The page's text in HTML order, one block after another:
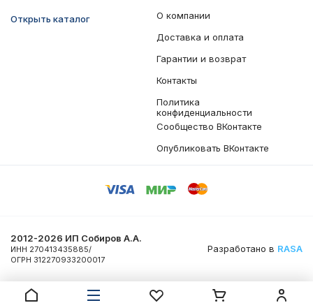
Открыть каталог
О компании
Доставка и оплата
Гарантии и возврат
Контакты
Политика
конфиденциальности
Сообщество ВКонтакте
Опубликовать ВКонтакте
2012-2026 ИП Собиров А.А.
ИНН 270413435885/
ОГРН 312270933200017
Разработано в RASA